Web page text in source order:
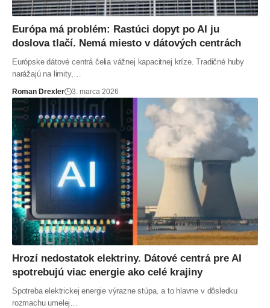
Európa má problém: Rastúci dopyt po AI ju
doslova tlačí. Nemá miesto v dátových centrách
Európske dátové centrá čelia vážnej kapacitnej kríze. Tradičné huby
narážajú na limity,…
Roman Drexler 3. marca 2026
Hrozí nedostatok elektriny. Dátové centrá pre AI
spotrebujú viac energie ako celé krajiny
Spotreba elektrickej energie výrazne stúpa, a to hlavne v dôsledku
rozmachu umelej…